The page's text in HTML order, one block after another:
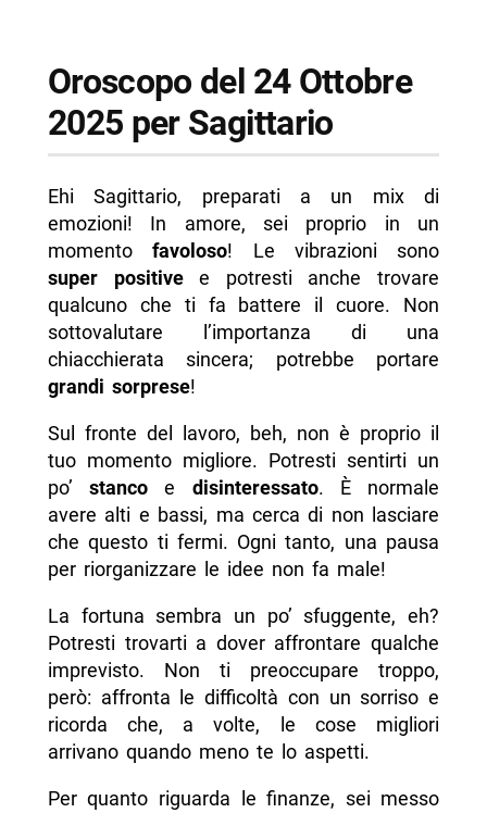
Oroscopo del 24 Ottobre
2025 per Sagittario
Ehi Sagittario, preparati a un mix di
emozioni! In amore, sei proprio in un
momentofavoloso! Le vibrazioni sono
super positivee potresti anche trovare
qualcuno che ti fa battere il cuore. Non
sottovalutare l’importanza di una
chiacchierata sincera; potrebbe portare
grandi sorprese!
Sul fronte del lavoro, beh, non è proprio il
tuo momento migliore. Potresti sentirti un
po’stanco e disinteressato. È normale
avere alti e bassi, ma cerca di non lasciare
che questo ti fermi. Ogni tanto, una pausa
per riorganizzare le idee non fa male!
La fortuna sembra un po’ sfuggente, eh?
Potresti trovarti a dover affrontare qualche
imprevisto. Non ti preoccupare troppo,
però: affronta le difficoltà con un sorriso e
ricorda che, a volte, le cose migliori
arrivano quando meno te lo aspetti.
Per quanto riguarda le finanze, sei messo